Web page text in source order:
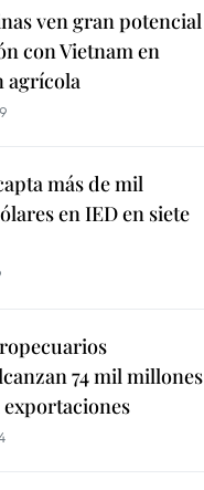
ven gran potencial
con Vietnam en
agrícola
más de mil
en IED en siete
74 mil millones